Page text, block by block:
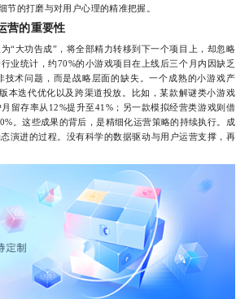
节的打磨与对用户心理的精准把握。
营的重要性
大功告成”，将全部精力转移到下一个项目上，却忽略
业统计，约70%的小游戏项目在上线后三个月内因缺乏
术问题，而是战略层面的缺失。一个成熟的小游戏产
本迭代优化以及跨渠道投放。比如，某款解谜类小游戏
留存率从12%提升至41%；另一款模拟经营类游戏则借
。这些成果的背后，是精细化运营策略的持续执行。成
演进的过程。没有科学的数据驱动与用户运营支撑，再